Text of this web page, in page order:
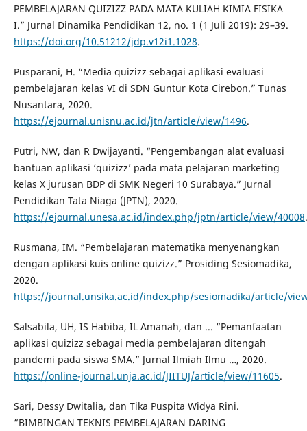
PEMBELAJARAN QUIZIZZ PADA MATA KULIAH KIMIA FISIKA
I.” Jurnal Dinamika Pendidikan 12, no. 1 (1 Juli 2019): 29–39.
https://doi.org/10.51212/jdp.v12i1.1028.
Pusparani, H. “Media quizizz sebagai aplikasi evaluasi
pembelajaran kelas VI di SDN Guntur Kota Cirebon.” Tunas
Nusantara, 2020.
https://ejournal.unisnu.ac.id/jtn/article/view/1496.
Putri, NW, dan R Dwijayanti. “Pengembangan alat evaluasi
bantuan aplikasi ‘quizizz’ pada mata pelajaran marketing
kelas X jurusan BDP di SMK Negeri 10 Surabaya.” Jurnal
Pendidikan Tata Niaga (JPTN), 2020.
https://ejournal.unesa.ac.id/index.php/jptn/article/view/40008.
Rusmana, IM. “Pembelajaran matematika menyenangkan
dengan aplikasi kuis online quizizz.” Prosiding Sesiomadika,
2020.
https://journal.unsika.ac.id/index.php/sesiomadika/article/
Salsabila, UH, IS Habiba, IL Amanah, dan ... “Pemanfaatan
aplikasi quizizz sebagai media pembelajaran ditengah
pandemi pada siswa SMA.” Jurnal Ilmiah Ilmu …, 2020.
https://online-journal.unja.ac.id/JIITUJ/article/view/11605.
Sari, Dessy Dwitalia, dan Tika Puspita Widya Rini.
“BIMBINGAN TEKNIS PEMBELAJARAN DARING